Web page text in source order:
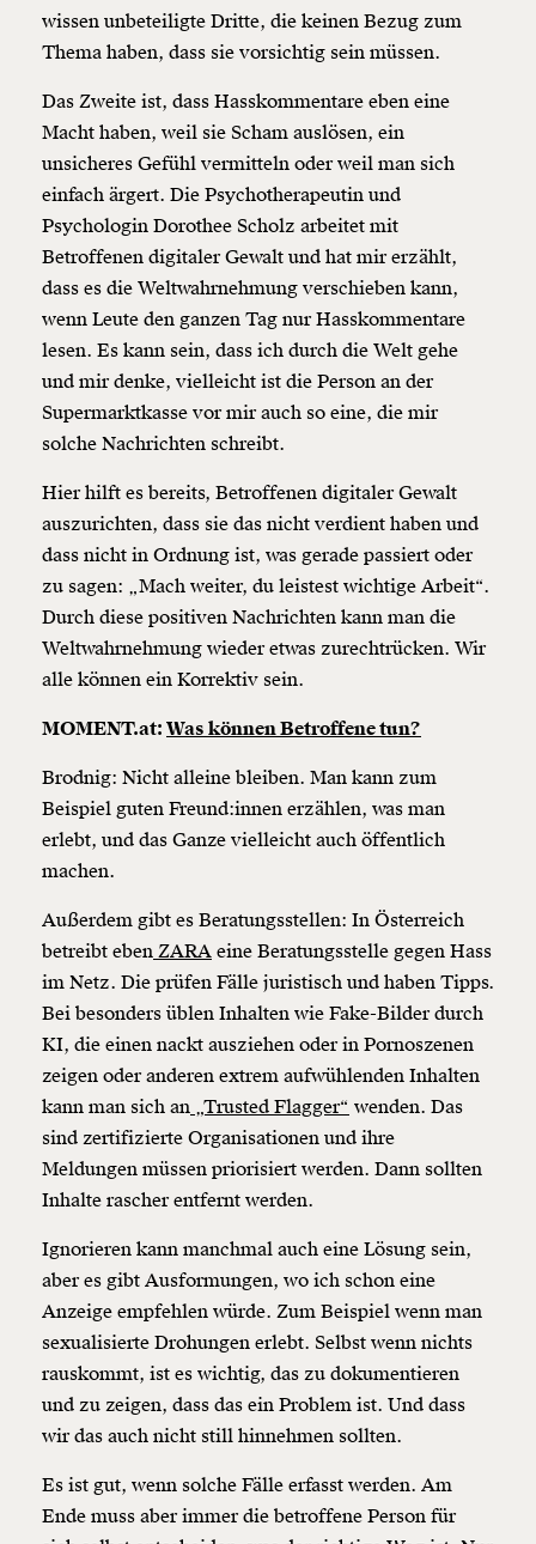
wissen unbeteiligte Dritte, die keinen Bezug zum
Thema haben, dass sie vorsichtig sein müssen.
Das Zweite ist, dass Hasskommentare eben eine
Macht haben, weil sie Scham auslösen, ein
unsicheres Gefühl vermitteln oder weil man sich
einfach ärgert. Die Psychotherapeutin und
Psychologin Dorothee Scholz arbeitet mit
Betroffenen digitaler Gewalt und hat mir erzählt,
dass es die Weltwahrnehmung verschieben kann,
wenn Leute den ganzen Tag nur Hasskommentare
lesen. Es kann sein, dass ich durch die Welt gehe
und mir denke, vielleicht ist die Person an der
Supermarktkasse vor mir auch so eine, die mir
solche Nachrichten schreibt.
Hier hilft es bereits, Betroffenen digitaler Gewalt
auszurichten, dass sie das nicht verdient haben und
dass nicht in Ordnung ist, was gerade passiert oder
zu sagen: „Mach weiter, du leistest wichtige Arbeit“.
Durch diese positiven Nachrichten kann man die
Weltwahrnehmung wieder etwas zurechtrücken. Wir
alle können ein Korrektiv sein.
MOMENT.at: Was können Betroffene tun?
Brodnig: Nicht alleine bleiben. Man kann zum
Beispiel guten Freund:innen erzählen, was man
erlebt, und das Ganze vielleicht auch öffentlich
machen.
Außerdem gibt es Beratungsstellen: In Österreich
betreibt eben ZARA eine Beratungsstelle gegen Hass
im Netz. Die prüfen Fälle juristisch und haben Tipps.
Bei besonders üblen Inhalten wie Fake-Bilder durch
KI, die einen nackt ausziehen oder in Pornoszenen
zeigen oder anderen extrem aufwühlenden Inhalten
kann man sich an „Trusted Flagger“ wenden. Das
sind zertifizierte Organisationen und ihre
Meldungen müssen priorisiert werden. Dann sollten
Inhalte rascher entfernt werden.
Ignorieren kann manchmal auch eine Lösung sein,
aber es gibt Ausformungen, wo ich schon eine
Anzeige empfehlen würde. Zum Beispiel wenn man
sexualisierte Drohungen erlebt. Selbst wenn nichts
rauskommt, ist es wichtig, das zu dokumentieren
und zu zeigen, dass das ein Problem ist. Und dass
wir das auch nicht still hinnehmen sollten.
Es ist gut, wenn solche Fälle erfasst werden. Am
Ende muss aber immer die betroffene Person für